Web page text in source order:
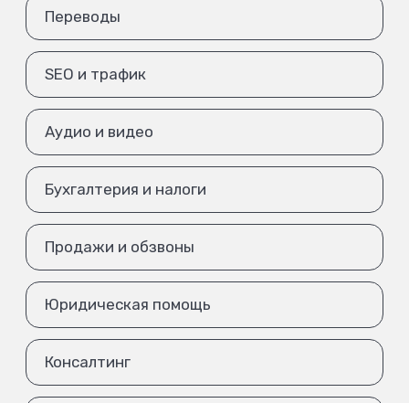
Переводы
SEO и трафик
Аудио и видео
Бухгалтерия и налоги
Продажи и обзвоны
Юридическая помощь
Консалтинг